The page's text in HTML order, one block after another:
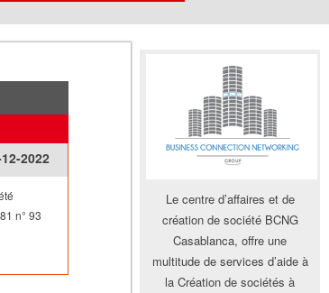
Le centre d’affaires et de
création de société BCNG
Casablanca, offre une
multitude de services d’aide à
la Création de sociétés à
2022
n° 93